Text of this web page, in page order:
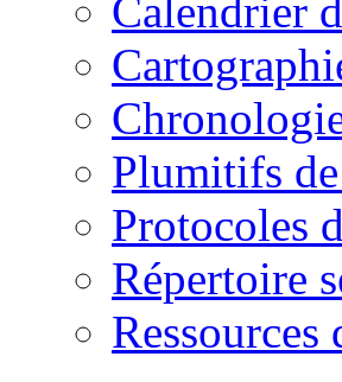
Calendrier
Plumitifs de
Protocoles
Répertoire